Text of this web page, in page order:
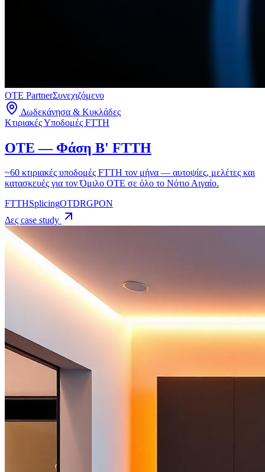
OTE PartnerΣυνεχιζόμενο
Δωδεκάνησα & Κυκλάδες
Κτιριακές Υποδομές FTTH
OTE — Φάση Β' FTTH
~60 κτιριακές υποδομές FTTH τον μήνα — αυτοψίες, μελέτες και
κατασκευές για τον Όμιλο ΟΤΕ σε όλο το Νότιο Αιγαίο.
FTTHSplicingOTDRGPON
Δες case study